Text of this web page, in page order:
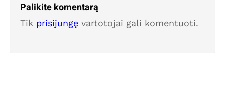
Palikite komentarą
Tik prisijungę vartotojai gali komentuoti.